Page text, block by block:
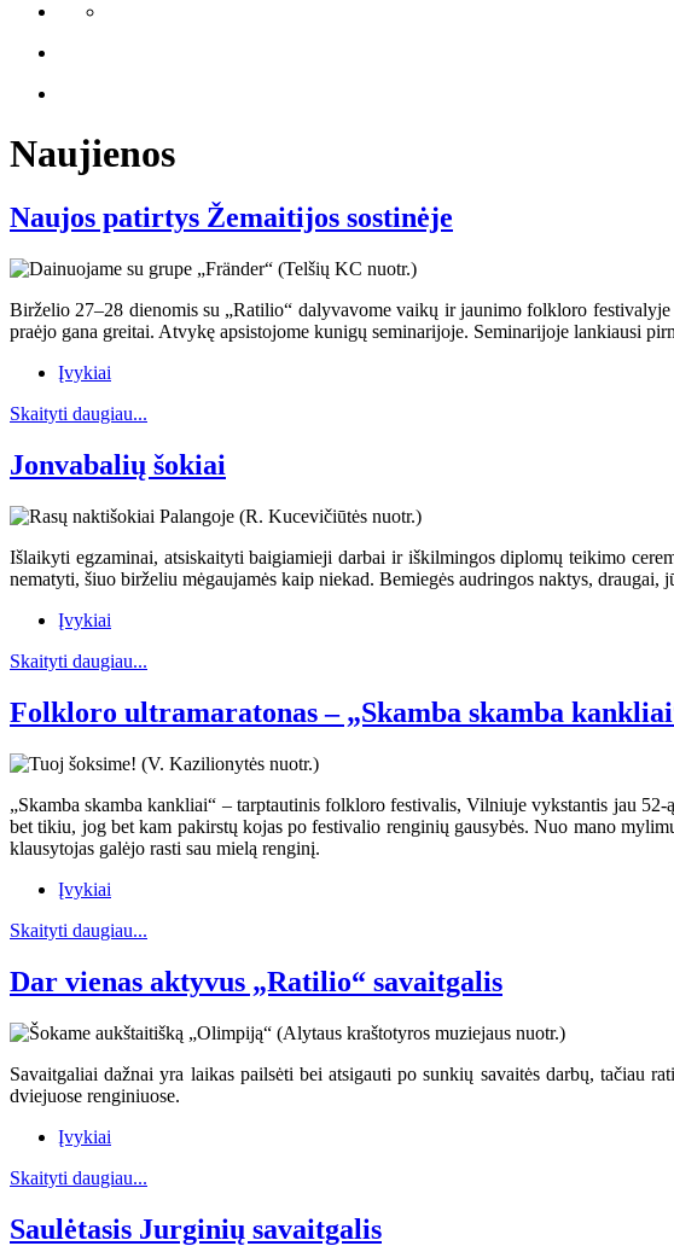
Naujienos
Naujos patirtys Žemaitijos sostinėje
Birželio 27–28 dienomis su „Ratilio“ dalyvavome vaikų ir jaunimo folkloro
praėjo gana greitai. Atvykę apsistojome kunigų seminarijoje. Seminarijoje lankiausi
Įvykiai
Skaityti daugiau...
Jonvabalių šokiai
Išlaikyti egzaminai, atsiskaityti baigiamieji darbai ir iškilmingos diplomų teikimo
nematyti, šiuo birželiu mėgaujamės kaip niekad. Bemiegės audringos naktys, draugai,
Įvykiai
Skaityti daugiau...
Folkloro ultramaratonas – „Skamba skamba
„Skamba skamba kankliai“ – tarptautinis folkloro festivalis, Vilniuje vykstantis jau
bet tikiu, jog bet kam pakirstų kojas po festivalio renginių gausybės. Nuo mano
klausytojas galėjo rasti sau mielą renginį.
Įvykiai
Skaityti daugiau...
Dar vienas aktyvus „Ratilio“ savaitgalis
Savaitgaliai dažnai yra laikas pailsėti bei atsigauti po sunkių savaitės darbų, tačiau
dviejuose renginiuose.
Įvykiai
Skaityti daugiau...
Saulėtasis Jurginių savaitgalis